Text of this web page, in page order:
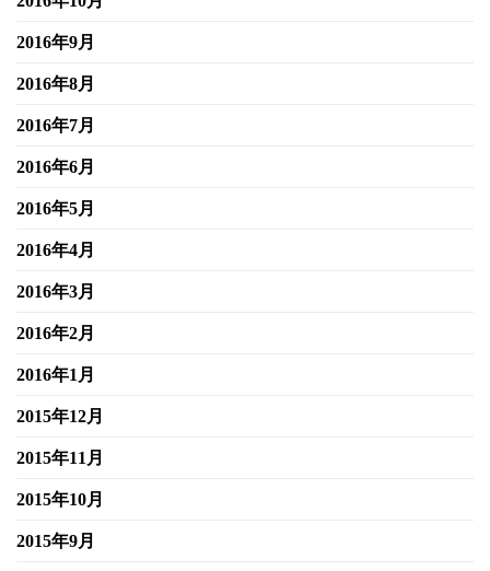
2016年9月
2016年8月
2016年7月
2016年6月
2016年5月
2016年4月
2016年3月
2016年2月
2016年1月
2015年12月
2015年11月
2015年10月
2015年9月